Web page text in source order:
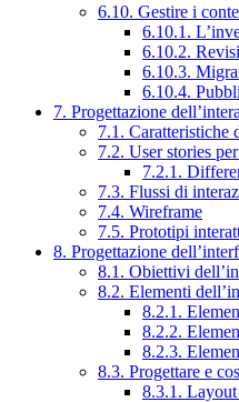
6.10. Gestire i
6.10.1.
6.10.2.
6.10.3.
6.10.4.
7. Progettazione
7.1. Caratteristiche
7.2. User stories
7.2.1.
7.3. Flussi di
7.4. Wireframe
7.5. Prototipi
8. Progettazione
8.1. Obiettivi
8.2. Elementi
8.2.1.
8.2.2.
8.2.3.
8.3. Progettare e
8.3.1.